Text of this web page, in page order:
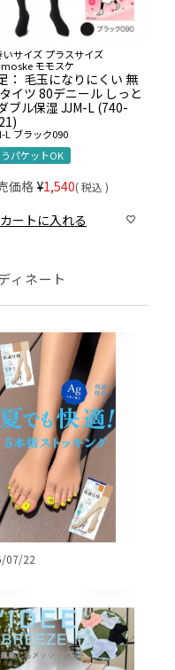
いサイズ プラスサイズ
モモスケ
： 毛玉になりにくい 無
イツ 80デニール しっと
ブル保湿 JJM-L (740-
L ブラック090
パケットOK
価格 ¥1,540 税込
カートに入れる
ィネート
07/22